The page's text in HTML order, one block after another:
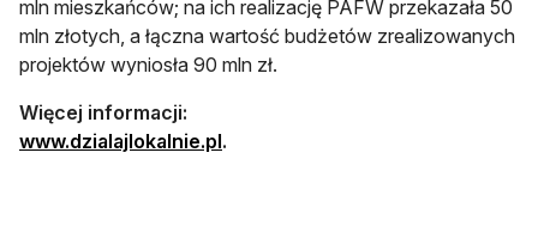
mln mieszkańców; na ich realizację PAFW przekazała 50
mln złotych, a łączna wartość budżetów zrealizowanych
projektów wyniosła 90 mln zł.
Więcej informacji:
www.dzialajlokalnie.plotwiera się w nowej karcie
.